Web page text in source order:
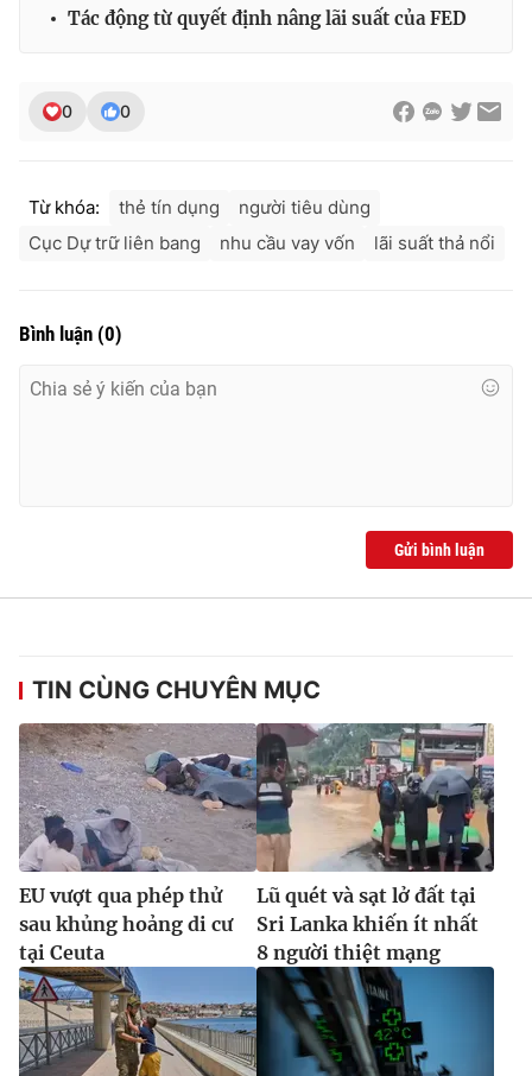
Tác động từ quyết định nâng lãi suất của FED
0 0
Từ khóa: thẻ tín dụng
người tiêu dùng
Cục Dự trữ liên bang
nhu cầu vay vốn lãi suất thả nổi
Bình luận (0)
Gửi bình luận
TIN CÙNG CHUYÊN MỤC
EU vượt qua phép thử
sau khủng hoảng di cư
tại Ceuta
Lũ quét và sạt lở đất tại
Sri Lanka khiến ít nhất
8 người thiệt mạng